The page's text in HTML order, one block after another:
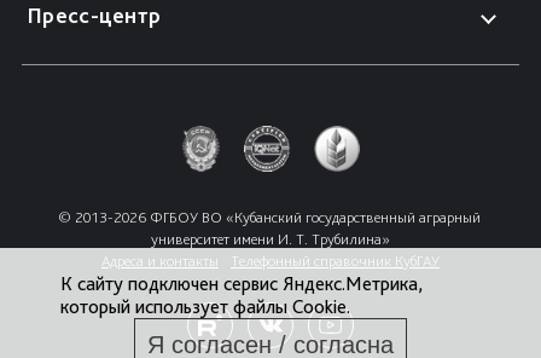
Пресс-центр
© 2013-2026 ФГБОУ ВО «Кубанский государственный аграрный
университет имени И. Т. Трубилина»
Адреса и контакты
Телефонный справочник КубГАУ
К сайту подключен сервис Яндекс.Метрика,
который использует файлы Cookie.
Я согласен / согласна